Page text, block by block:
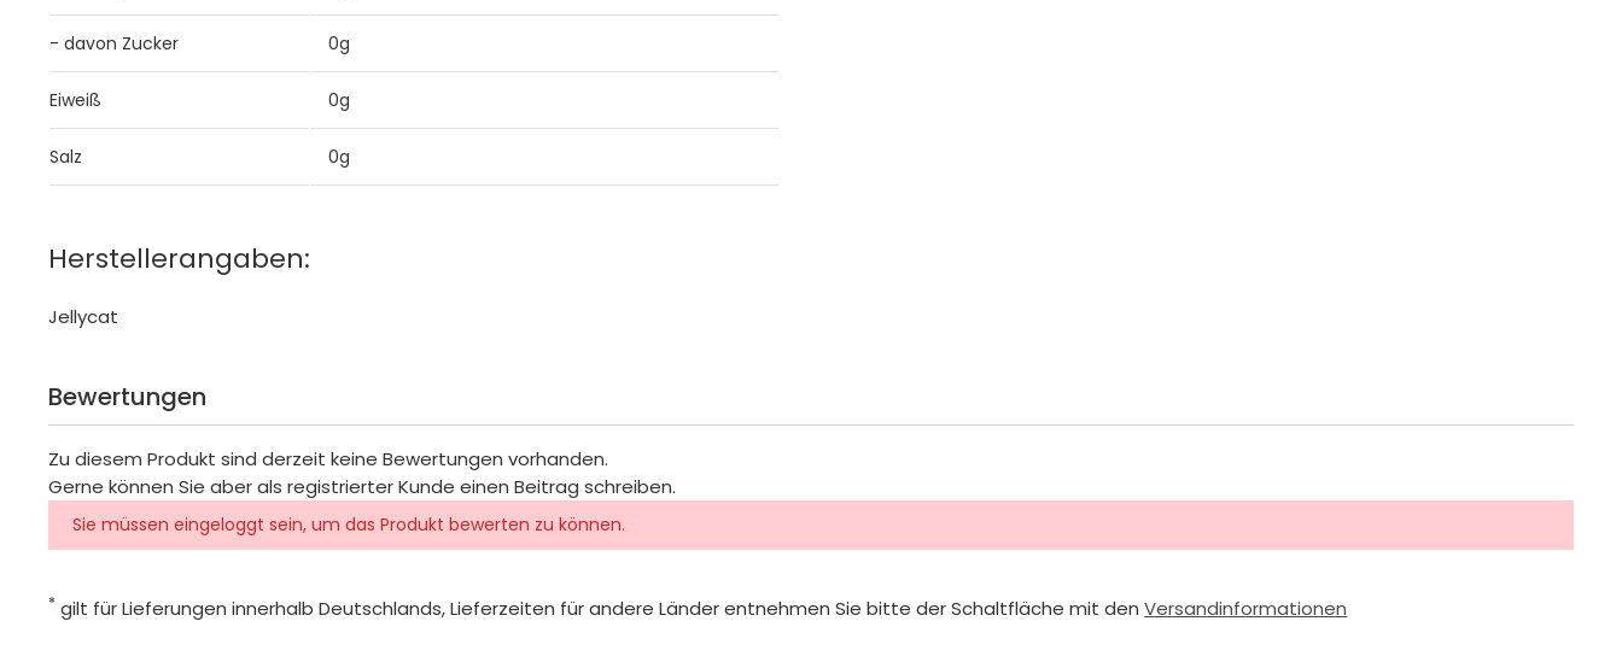
- davon Zucker 0g
Eiweiß 0g
Salz 0g
Herstellerangaben:
Jellycat
Bewertungen
Zu diesem Produkt sind derzeit keine Bewertungen vorhanden.
Gerne können Sie aber als registrierter Kunde einen Beitrag schreiben.
Sie müssen eingeloggt sein, um das Produkt bewerten zu können.
* gilt für Lieferungen innerhalb Deutschlands, Lieferzeiten für andere Länder entnehmen Sie bitte der Schaltfläche mit denVersandinformationen